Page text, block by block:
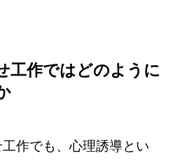
工作ではどのように
作でも、心理誘導とい